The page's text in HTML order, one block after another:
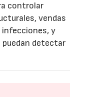
controlar
vendas
infecciones, y
puedan detectar